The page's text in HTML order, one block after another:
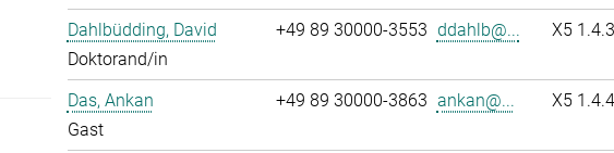
Dahlbüdding, David
Doktorand/in
+49 89 30000-3553 ddahlb@... X5
Das, Ankan
Gast
+49 89 30000-3863 ankan@... X5